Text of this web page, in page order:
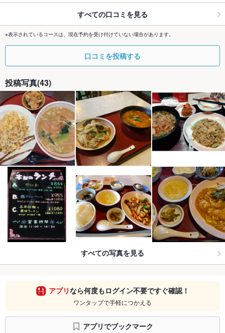
すべての口コミを見る
※表示されているコースは、現在予約を受け付けていない場合があります。
口コミを投稿する
投稿写真(43)
すべての写真を見る
アプリなら何度もログイン不要ですぐ確認！
ワンタップで手軽につかえる
アプリでブックマーク